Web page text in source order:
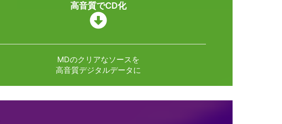
高音質でCD化
MDのクリアなソースを
高音質デジタルデータに